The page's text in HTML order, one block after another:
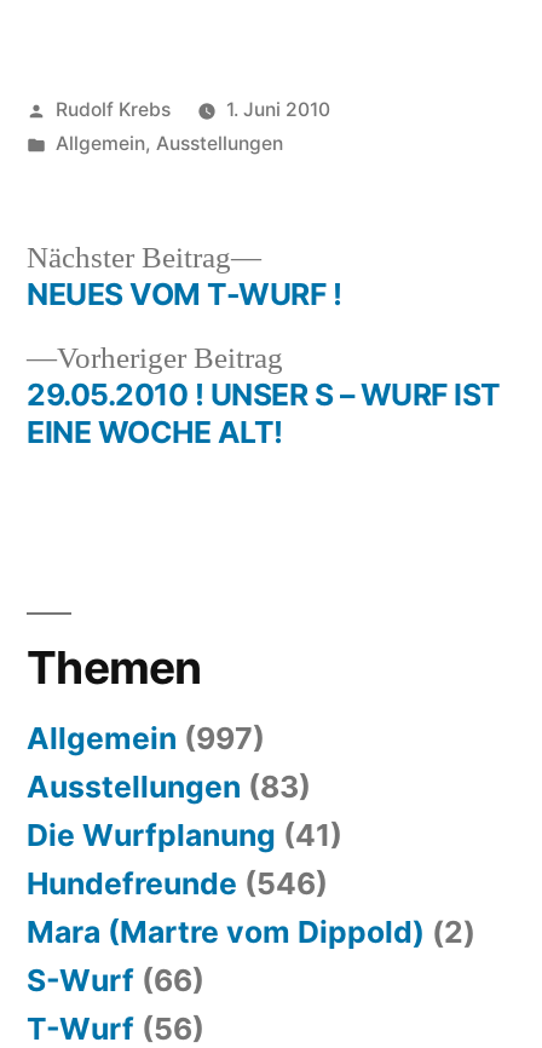
Veröffentlicht
von
Rudolf Krebs
1. Juni 2010
Veröffentlicht
Allgemein, Ausstellungen
Beitragsnavigation
Vorheriger Beitrag
Beitrag:
29.05.2010 ! UNSER S – WURF IST
EINE WOCHE ALT!
Nächster Beitrag
Nächster
Beitrag:
NEUES VOM T-WURF !
Themen
Allgemein (997)
Ausstellungen (83)
Die Wurfplanung (41)
Hundefreunde (546)
Mara (Martre vom Dippold) (2)
S-Wurf (66)
T-Wurf (56)